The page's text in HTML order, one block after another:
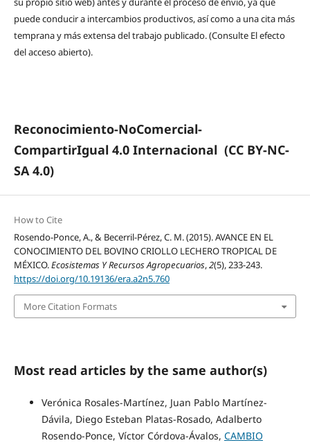
puede conducir a intercambios productivos, así como a una cita más
temprana y más extensa del trabajo publicado. (Consulte El efecto
del acceso abierto).
Reconocimiento-NoComercial-
CompartirIgual 4.0 Internacional (CC BY-NC-
SA 4.0)
How to Cite
Rosendo-Ponce, A., & Becerril-Pérez, C. M. (2015). AVANCE EN EL
CONOCIMIENTO DEL BOVINO CRIOLLO LECHERO TROPICAL DE
MÉXICO.Ecosistemas Y Recursos Agropecuarios,2(5), 233-243.
https://doi.org/10.19136/era.a2n5.760
More Citation Formats
Most read articles by the same author(s)
Verónica Rosales-Martínez, Juan Pablo Martínez-
Dávila, Diego Esteban Platas-Rosado, Adalberto
Rosendo-Ponce, Víctor Córdova-Ávalos, CAMBIO